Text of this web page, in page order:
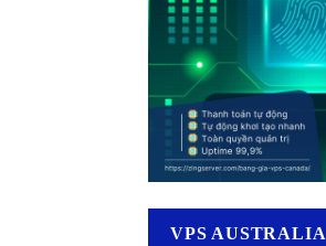
VPS AUSTRALIA